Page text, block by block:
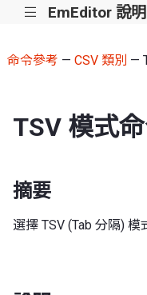
||| EmEditor 說明
命令參考 — CSV 類別 —
TSV 模式
摘要
選擇 TSV (Tab 分隔) 模